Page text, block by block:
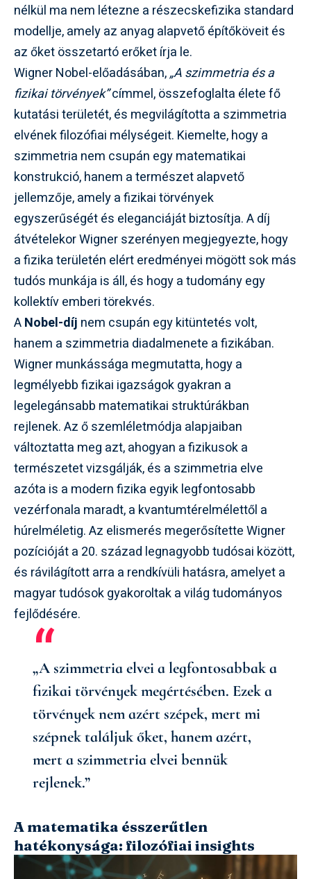
nélkül ma nem létezne a részecskefizika standard
modellje, amely az anyag alapvető építőköveit és
az őket összetartó erőket írja le.
Wigner Nobel-előadásában,„A szimmetria és a
fizikai törvények”címmel, összefoglalta élete fő
kutatási területét, és megvilágította a szimmetria
elvének filozófiai mélységeit. Kiemelte, hogy a
szimmetria nem csupán egy matematikai
konstrukció, hanem a természet alapvető
jellemzője, amely a fizikai törvények
egyszerűségét és eleganciáját biztosítja. A díj
átvételekor Wigner szerényen megjegyezte, hogy
a fizika területén elért eredményei mögött sok más
tudós munkája is áll, és hogy a tudomány egy
kollektív emberi törekvés.
ANobel-díj nem csupán egy kitüntetés volt,
hanem a szimmetria diadalmenete a fizikában.
Wigner munkássága megmutatta, hogy a
legmélyebb fizikai igazságok gyakran a
legelegánsabb matematikai struktúrákban
rejlenek. Az ő szemléletmódja alapjaiban
változtatta meg azt, ahogyan a fizikusok a
természetet vizsgálják, és a szimmetria elve
azóta is a modern fizika egyik legfontosabb
vezérfonala maradt, a kvantumtérelmélettől a
húrelméletig. Az elismerés megerősítette Wigner
pozícióját a 20. század legnagyobb tudósai között,
és rávilágított arra a rendkívüli hatásra, amelyet a
magyar tudósok gyakoroltak a világ tudományos
fejlődésére.
„A szimmetria elvei a legfontosabbak a
fizikai törvények megértésében. Ezek a
törvények nem azért szépek, mert mi
szépnek találjuk őket, hanem azért,
mert a szimmetria elvei bennük
rejlenek.”
A matematika ésszerűtlen
hatékonysága: filozófiai insights